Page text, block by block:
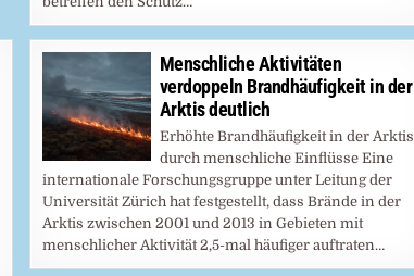
Menschliche Aktivitäten
verdoppeln Brandhäufigkeit in der
Arktis deutlich
Erhöhte Brandhäufigkeit in der Arktis
durch menschliche Einflüsse Eine
internationale Forschungsgruppe unter Leitung der
Universität Zürich hat festgestellt, dass Brände in der
Arktis zwischen 2001 und 2013 in Gebieten mit
menschlicher Aktivität 2,5-mal häufiger auftraten…